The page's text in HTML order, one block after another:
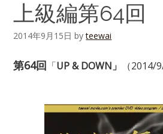
上級編第64回
2014年9月15日 byteewai
第64回 「UP & DOWN」 （2014/